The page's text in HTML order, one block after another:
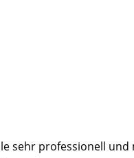
sehr professionell